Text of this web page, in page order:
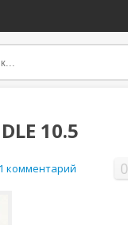
10.5
0
1 комментарий